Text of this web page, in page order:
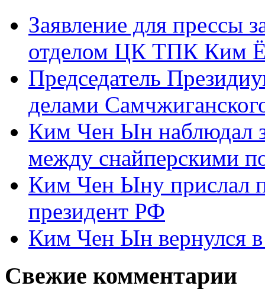
Заявление для прессы
отделом ЦК ТПК Ким
Председатель
делами
Ким Чен Ын наблюдал
между снайперскими
Ким Чен Ыну прислал
президент РФ
Ким Чен Ын вернулся
Свежие комментарии